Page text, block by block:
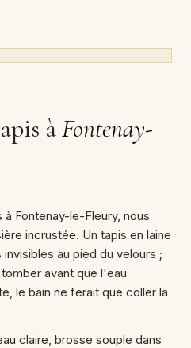
àFontenay-
Fontenay-le-Fleury, nous
incrustée. Un tapis en laine
au pied du velours ;
avant que l'eau
le bain ne ferait que coller la
claire, brosse souple dans